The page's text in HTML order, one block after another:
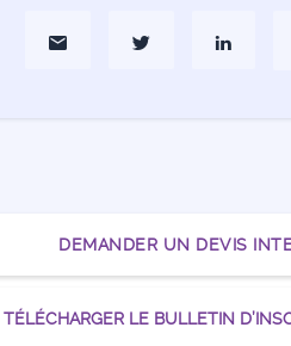
Partager par MailPartager sur Twitter
DEMANDER UN DEVIS
TÉLÉCHARGER LE BULLETIN